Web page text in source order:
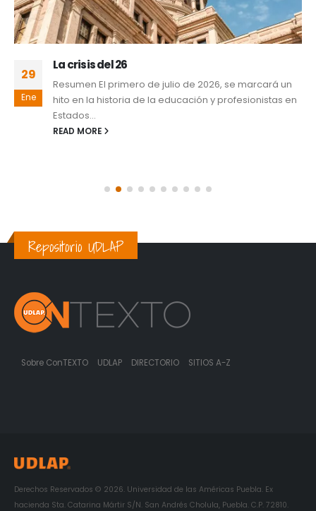
29
Ene
La crisis del 26
Resumen El primero de julio de 2026, se marcará un
hito en la historia de la educación y profesionistas en
Estados...
READ MORE
Repositorio UDLAP
Sobre ConTEXTO UDLAP DIRECTORIO SITIOS A-Z
Derechos Reservados © 2026. Universidad de las Américas Puebla. Ex
hacienda Sta. Catarina Mártir S/N. San Andrés Cholula, Puebla. C.P. 72810.